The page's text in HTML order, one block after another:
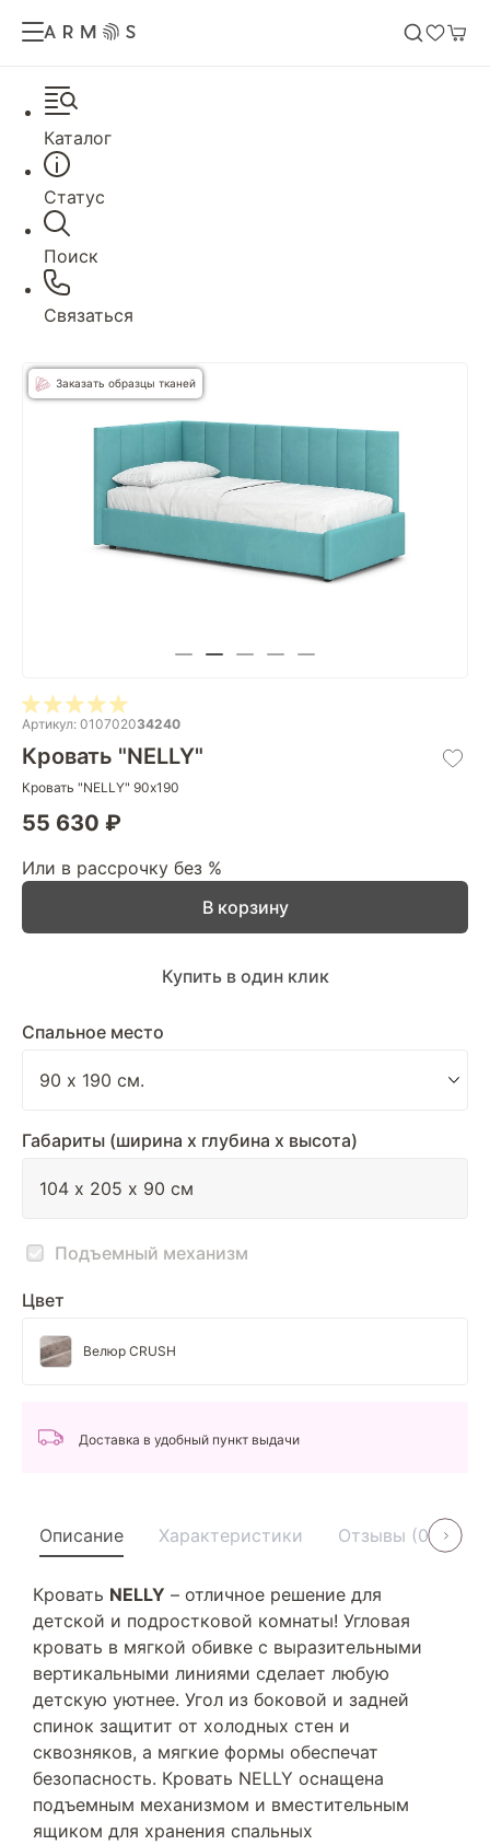
Каталог
Статус
Поиск
Связаться
Заказать образцы тканей
Артикул: 010702034240
Кровать "NELLY"
Кровать "NELLY" 90х190
55 630 ₽
Или в рассрочку без %
Спальное место
Габариты (ширина х глубина х высота)
Подъемный механизм
Цвет
Велюр CRUSH
В корзину
Купить в один клик
Доставка в удобный пункт выдачи
Описание Характеристики Отзывы (0)
Кровать NELLY – отличное решение для
детской и подростковой комнаты! Угловая
кровать в мягкой обивке с выразительными
вертикальными линиями сделает любую
детскую уютнее. Угол из боковой и задней
спинок защитит от холодных стен и
сквозняков, а мягкие формы обеспечат
безопасность. Кровать NELLY оснащена
подъемным механизмом и вместительным
ящиком для хранения спальных